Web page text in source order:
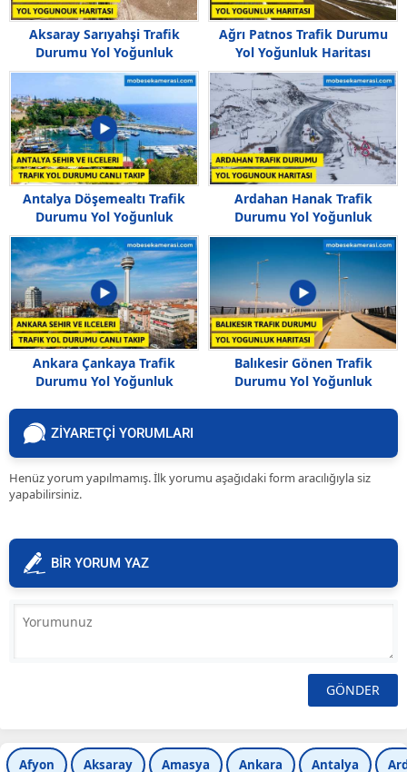
Aksaray Sarıyahşi Trafik
Durumu Yol Yoğunluk
Haritası
Ağrı Patnos Trafik Durumu
Yol Yoğunluk Haritası
Antalya Döşemealtı Trafik
Durumu Yol Yoğunluk
Haritası
Ardahan Hanak Trafik
Durumu Yol Yoğunluk
Haritası
Ankara Çankaya Trafik
Durumu Yol Yoğunluk
Balıkesir Gönen Trafik
Durumu Yol Yoğunluk
ZİYARETÇİ YORUMLARI
Henüz yorum yapılmamış. İlk yorumu aşağıdaki form aracılığıyla siz
yapabilirsiniz.
BİR YORUM YAZ
Afyon Aksaray Amasya Ankara Antalya